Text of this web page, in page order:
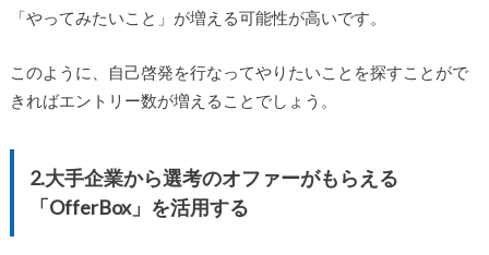
「やってみたいこと」が増える可能性が高いです。
このように、自己啓発を行なってやりたいことを探すことがで
きればエントリー数が増えることでしょう。
2.大手企業から選考のオファーがもらえる
「OfferBox」を活用する